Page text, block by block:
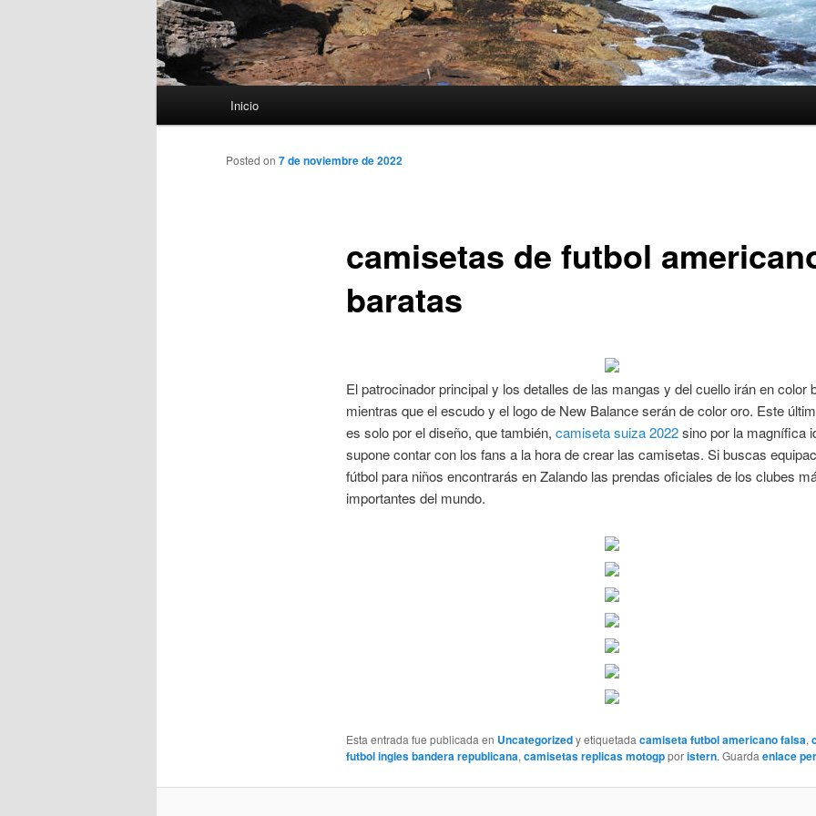
Inicio
camisetas de futbol
baratas
Posted on 7 de noviembre de 2022
El patrocinador principal y los detalles de las mangas y del cuello irán en color
mientras que el escudo y el logo de New Balance serán de color oro. Este
es solo por el diseño, que también, camiseta suiza 2022sino por la magnífica
supone contar con los fans a la hora de crear las camisetas. Si buscas
fútbol para niños encontrarás en Zalando las prendas oficiales de los clubes
importantes del mundo.
Esta entrada fue publicada en Uncategorizedy etiquetadacamiseta futbol americano falsa,
futbol ingles bandera republicana,camisetas replicas motogpporistern. Guardaenlace